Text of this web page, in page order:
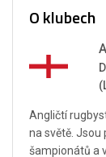
O klubech
Angličtí
na světě. Jsou
šampionátů a